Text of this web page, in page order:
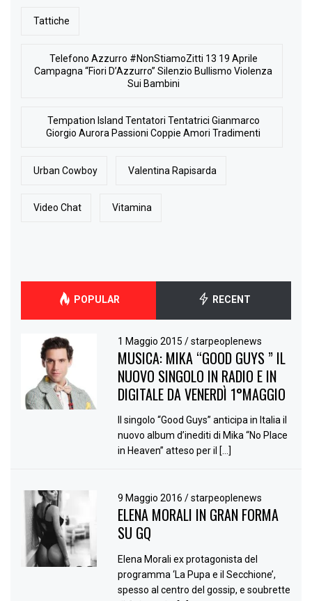
Tattiche
Telefono Azzurro #NonStiamoZitti 13 19 Aprile
Campagna “Fiori D’Azzurro” Silenzio Bullismo Violenza
Sui Bambini
Tempation Island Tentatori Tentatrici Gianmarco
Giorgio Aurora Passioni Coppie Amori Tradimenti
Urban Cowboy Valentina Rapisarda
Video Chat Vitamina
POPULAR RECENT
1 Maggio 2015/ starpeoplenews
MUSICA: MIKA “GOOD GUYS ” IL
NUOVO SINGOLO IN RADIO E IN
DIGITALE DA VENERDÌ 1°MAGGIO
Il singolo “Good Guys” anticipa in Italia il
nuovo album d’inediti di Mika “No Place
in Heaven” atteso per il […]
9 Maggio 2016/ starpeoplenews
ELENA MORALI IN GRAN FORMA
SU GQ
Elena Morali ex protagonista del
programma ‘La Pupa e il Secchione’,
spesso al centro del gossip, e soubrette